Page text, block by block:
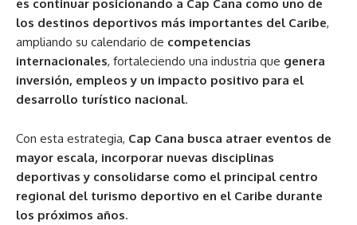
es continuar posicionando a Cap Cana como uno de
los destinos deportivos más importantes del Caribe,
ampliando su calendario de competencias
internacionales, fortaleciendo una industria que genera
inversión, empleos y un impacto positivo para el
desarrollo turístico nacional.
Con esta estrategia, Cap Cana busca atraer eventos de
mayor escala, incorporar nuevas disciplinas
deportivas y consolidarse como el principal centro
regional del turismo deportivo en el Caribe durante
los próximos años.